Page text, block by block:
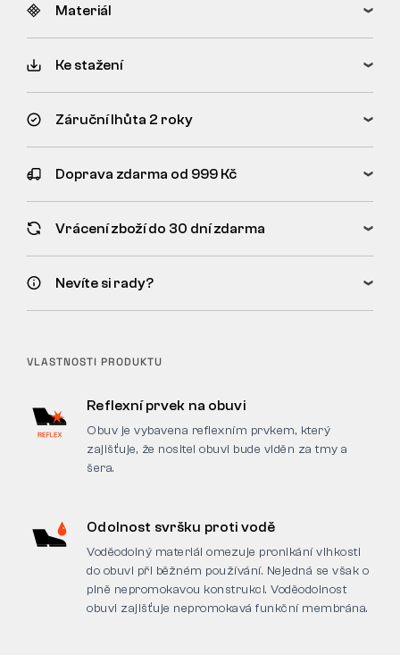
Materiál
Ke stažení
Záruční lhůta 2 roky
Doprava zdarma od 999 Kč
Vrácení zboží do 30 dní zdarma
Nevíte si rady?
VLASTNOSTI PRODUKTU
Reflexní prvek na obuvi
Obuv je vybavena reflexním prvkem, který
zajišťuje, že nositel obuvi bude viděn za tmy a
šera.
Odolnost svršku proti vodě
Voděodolný materiál omezuje pronikání vlhkosti
do obuvi při běžném používání. Nejedná se však o
plně nepromokavou konstrukci. Voděodolnost
obuvi zajišťuje nepromokavá funkční membrána.